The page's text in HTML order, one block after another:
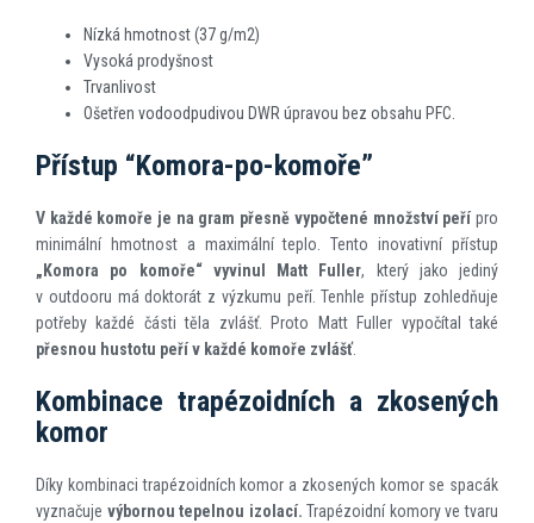
Nízká hmotnost (37 g/m2)
Vysoká prodyšnost
Trvanlivost
Ošetřen vodoodpudivou DWR úpravou bez obsahu PFC.
Přístup “Komora-po-komoře”
V každé komoře je na gram přesně vypočtené množství peří pro
minimální hmotnost a maximální teplo. Tento inovativní přístup
„Komora po komoře“ vyvinul Matt Fuller, který jako jediný
v outdooru má doktorát z výzkumu peří. Tenhle přístup zohledňuje
potřeby každé části těla zvlášť. Proto Matt Fuller vypočítal také
přesnou hustotu peří v každé komoře zvlášť.
Kombinace trapézoidních a zkosených
komor
Díky kombinaci trapézoidních komor a zkosených komor se spacák
vyznačuje výbornou tepelnou izolací. Trapézoidní komory ve tvaru